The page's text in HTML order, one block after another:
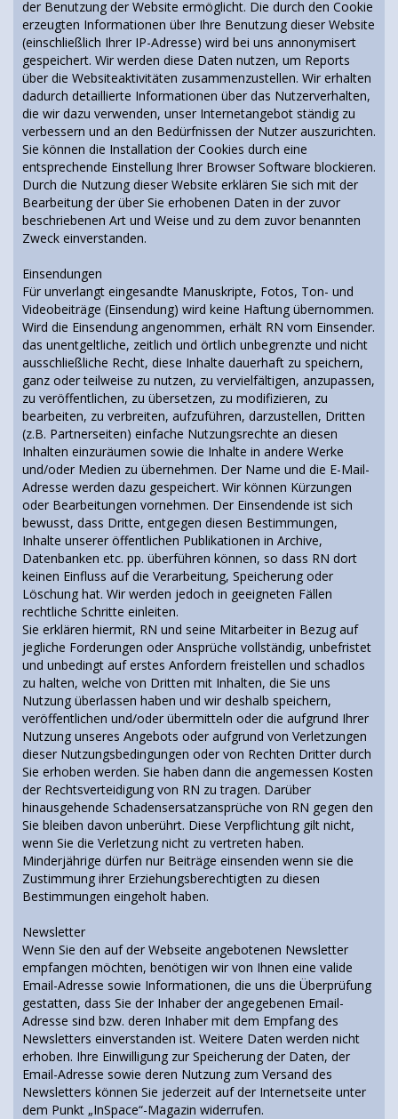
der Benutzung der Website ermöglicht. Die durch den Cookie
erzeugten Informationen über Ihre Benutzung dieser Website
(einschließlich Ihrer IP-Adresse) wird bei uns annonymisert
gespeichert. Wir werden diese Daten nutzen, um Reports
über die Websiteaktivitäten zusammenzustellen. Wir erhalten
dadurch detaillierte Informationen über das Nutzerverhalten,
die wir dazu verwenden, unser Internetangebot ständig zu
verbessern und an den Bedürfnissen der Nutzer auszurichten.
Sie können die Installation der Cookies durch eine
entsprechende Einstellung Ihrer Browser Software blockieren.
Durch die Nutzung dieser Website erklären Sie sich mit der
Bearbeitung der über Sie erhobenen Daten in der zuvor
beschriebenen Art und Weise und zu dem zuvor benannten
Zweck einverstanden.
Einsendungen
Für unverlangt eingesandte Manuskripte, Fotos, Ton- und
Videobeiträge (Einsendung) wird keine Haftung übernommen.
Wird die Einsendung angenommen, erhält RN vom Einsender.
das unentgeltliche, zeitlich und örtlich unbegrenzte und nicht
ausschließliche Recht, diese Inhalte dauerhaft zu speichern,
ganz oder teilweise zu nutzen, zu vervielfältigen, anzupassen,
zu veröffentlichen, zu übersetzen, zu modifizieren, zu
bearbeiten, zu verbreiten, aufzuführen, darzustellen, Dritten
(z.B. Partnerseiten) einfache Nutzungsrechte an diesen
Inhalten einzuräumen sowie die Inhalte in andere Werke
und/oder Medien zu übernehmen. Der Name und die E-Mail-
Adresse werden dazu gespeichert. Wir können Kürzungen
oder Bearbeitungen vornehmen. Der Einsendende ist sich
bewusst, dass Dritte, entgegen diesen Bestimmungen,
Inhalte unserer öffentlichen Publikationen in Archive,
Datenbanken etc. pp. überführen können, so dass RN dort
keinen Einfluss auf die Verarbeitung, Speicherung oder
Löschung hat. Wir werden jedoch in geeigneten Fällen
rechtliche Schritte einleiten.
Sie erklären hiermit, RN und seine Mitarbeiter in Bezug auf
jegliche Forderungen oder Ansprüche vollständig, unbefristet
und unbedingt auf erstes Anfordern freistellen und schadlos
zu halten, welche von Dritten mit Inhalten, die Sie uns
Nutzung überlassen haben und wir deshalb speichern,
veröffentlichen und/oder übermitteln oder die aufgrund Ihrer
Nutzung unseres Angebots oder aufgrund von Verletzungen
dieser Nutzungsbedingungen oder von Rechten Dritter durch
Sie erhoben werden. Sie haben dann die angemessen Kosten
der Rechtsverteidigung von RN zu tragen. Darüber
hinausgehende Schadensersatzansprüche von RN gegen den
Sie bleiben davon unberührt. Diese Verpflichtung gilt nicht,
wenn Sie die Verletzung nicht zu vertreten haben.
Minderjährige dürfen nur Beiträge einsenden wenn sie die
Zustimmung ihrer Erziehungsberechtigten zu diesen
Bestimmungen eingeholt haben.
Newsletter
Wenn Sie den auf der Webseite angebotenen Newsletter
empfangen möchten, benötigen wir von Ihnen eine valide
Email-Adresse sowie Informationen, die uns die Überprüfung
gestatten, dass Sie der Inhaber der angegebenen Email-
Adresse sind bzw. deren Inhaber mit dem Empfang des
Newsletters einverstanden ist. Weitere Daten werden nicht
erhoben. Ihre Einwilligung zur Speicherung der Daten, der
Email-Adresse sowie deren Nutzung zum Versand des
Newsletters können Sie jederzeit auf der Internetseite unter
dem Punkt „InSpace“-Magazin widerrufen.